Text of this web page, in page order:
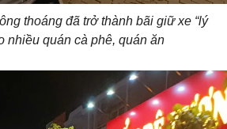
thoáng đã trở thành bãi giữ xe “lý
nhiều quán cà phê, quán ăn